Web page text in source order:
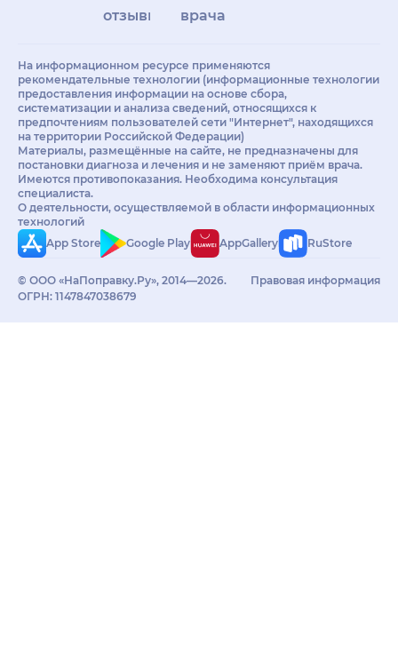
отзывы
врачам
На информационном ресурсе применяются
рекомендательные технологии (информационные технологии
предоставления информации на основе сбора,
систематизации и анализа сведений, относящихся к
предпочтениям пользователей сети "Интернет", находящихся
на территории Российской Федерации)
Материалы, размещённые на сайте, не предназначены для
постановки диагноза и лечения и не заменяют приём врача.
Имеются противопоказания. Необходима консультация
специалиста.
О деятельности, осуществляемой в области информационных
технологий
App Store
Google Play AppGallery RuStore
© ООО «НаПоправку.Ру», 2014—2026.
ОГРН: 1147847038679
Правовая информация